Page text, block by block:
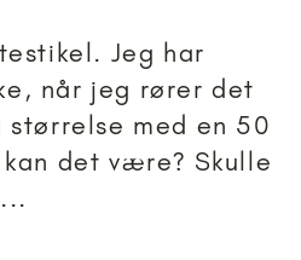
Jeg har
når jeg rører det
med en 50
det være? Skulle